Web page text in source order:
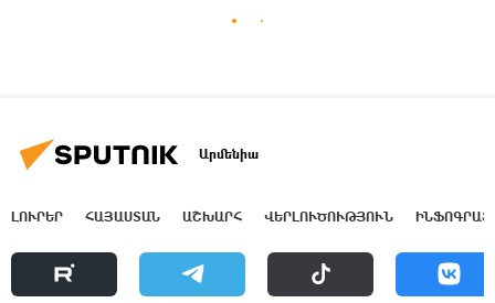
Արմենիա
ԼՈՒՐԵՐ ՀԱՅԱՍՏԱՆ ԱՇԽԱՐՀ ՎԵՐԼՈՒԾՈՒԹՅՈՒՆ